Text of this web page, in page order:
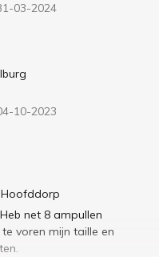
03-2024
10-2023
net 8 ampullen
voren mijn taille en